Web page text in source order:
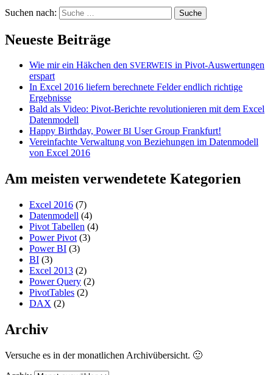
Suchen nach:
Neueste Beiträge
Wie mir ein Häkchen den SVERWEIS in Pivot-Auswertungen
erspart
In Excel 2016 liefern berechnete Felder endlich richtige
Ergebnisse
Bald als Video: Pivot-Berichte revolutionieren mit dem Excel
Datenmodell
Happy Birthday, PowerBI User Group Frankfurt!
Vereinfachte Verwaltung von Beziehungen im Datenmodell
von Excel 2016
Am meisten verwendetete Kategorien
Excel 2016 (7)
Datenmodell (4)
Pivot Tabellen (4)
Power Pivot (3)
Power BI (3)
BI (3)
Excel 2013 (2)
Power Query (2)
PivotTables (2)
DAX (2)
Archiv
Versuche es in der monatlichen Archivübersicht. 🙂